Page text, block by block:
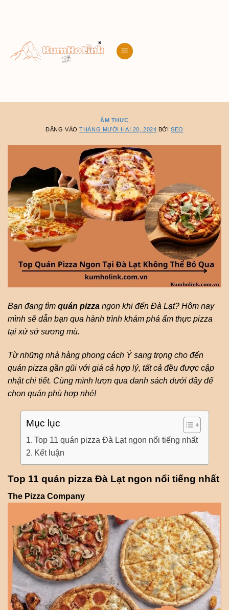
ẨM THỰC
ĐĂNG VÀOTHÁNG MƯỜI HAI 20, 2024 BỞISEO
Bạn đang tìm quán pizza ngon khi đến Đà Lạt? Hôm nay
mình sẽ dẫn bạn qua hành trình khám phá ẩm thực pizza
tại xứ sở sương mù.
Từ những nhà hàng phong cách Ý sang trọng cho đến
quán pizza gần gũi với giá cả hợp lý, tất cả đều được cập
nhật chi tiết. Cùng mình lượn qua danh sách dưới đây để
chọn quán phù hợp nhé!
Mục lục
Top 11 quán pizza Đà Lạt ngon nổi tiếng nhất
Kết luận
Top 11 quán pizza Đà Lạt ngon nổi tiếng nhất
The Pizza Company